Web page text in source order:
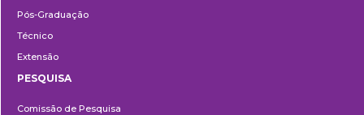
Pós-Graduação
Técnico
Extensão
PESQUISA
Comissão de Pesquisa